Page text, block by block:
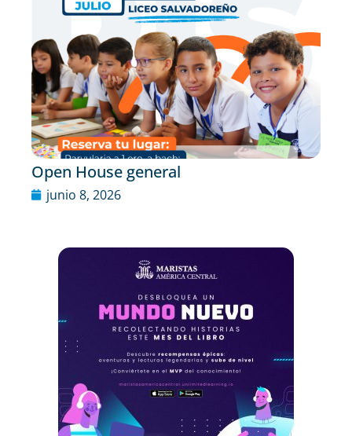
Open House general
junio 8, 2026